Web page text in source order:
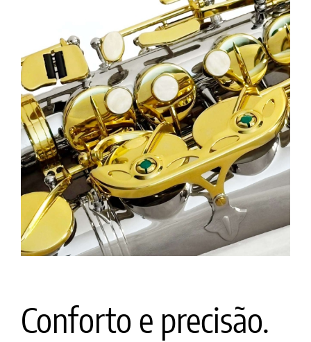
Conforto e precisão.